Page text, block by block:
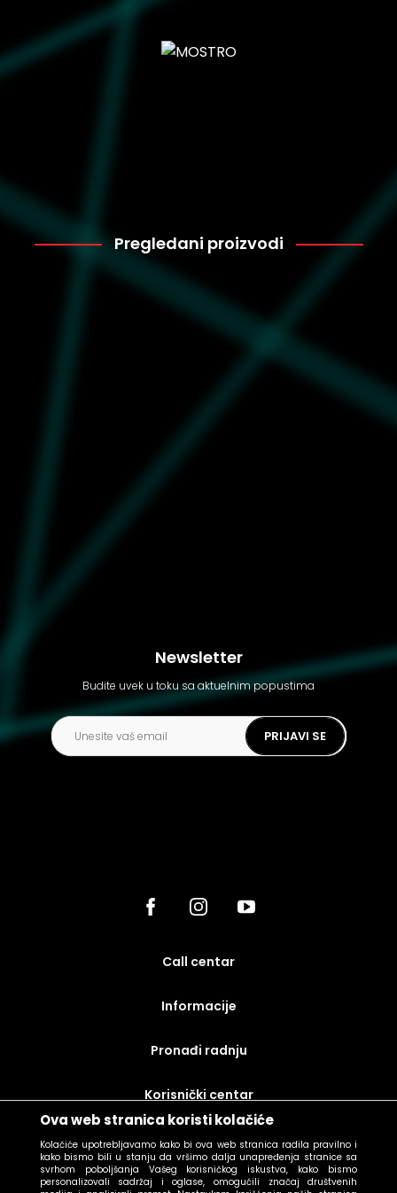
Ova web stranica koristi kolačiće
Kolačiće upotrebljavamo kako bi ova web stranica radila pravilno i
kako bismo bili u stanju da vršimo dalja unapređenja stranice sa
svrhom poboljšanja Vašeg korisničkog iskustva, kako bismo
personalizovali sadržaj i oglase, omogućili značaj društvenih
Pregledani proizvodi
Newsletter
Budite uvek u toku sa aktuelnim popustima
PRIJAVI SE
call centar
Informacije
Pronađi radnju
korisnički centar
uslovi prodaje